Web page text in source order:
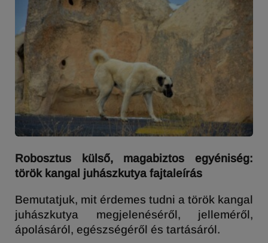
Robosztus külső, magabiztos egyéniség:
török kangal juhászkutya fajtaleírás
Bemutatjuk, mit érdemes tudni a török kangal
juhászkutya megjelenéséről, jelleméről,
ápolásáról, egészségéről és tartásáról.